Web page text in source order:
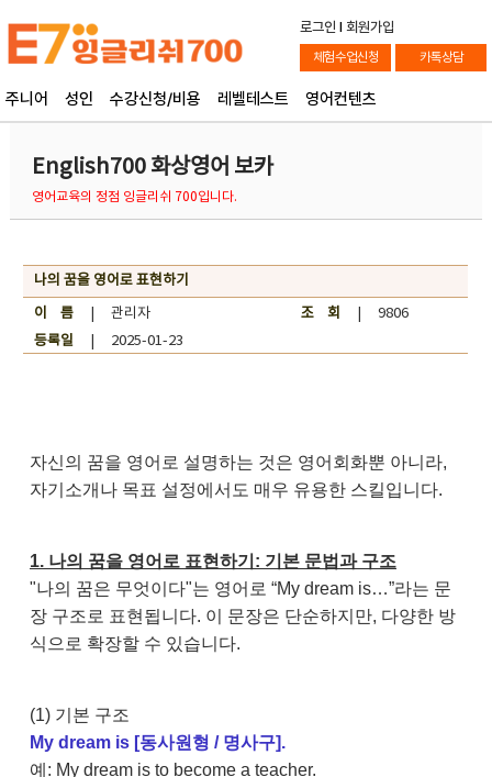
로그인 l 회원가입
체험수업신청 카톡상담
주니어 성인 수강신청/비용 레벨테스트 영어컨텐츠
English700 화상영어 보카
영어교육의 정점 잉글리쉬 700입니다.
나의 꿈을 영어로 표현하기
이 름| 관리자 조 회
| 9806
등록일| 2025-01-23
자신의 꿈을 영어로 설명하는 것은 영어회화뿐 아니라,
자기소개나 목표 설정에서도 매우 유용한 스킬입니다.
1. 나의 꿈을 영어로 표현하기: 기본 문법과 구조
"나의 꿈은 무엇이다"는 영어로 “My dream is…”라는 문
장 구조로 표현됩니다. 이 문장은 단순하지만, 다양한 방
식으로 확장할 수 있습니다.
(1) 기본 구조
My dream is [동사원형 / 명사구].
예: My dream is to become a teacher.